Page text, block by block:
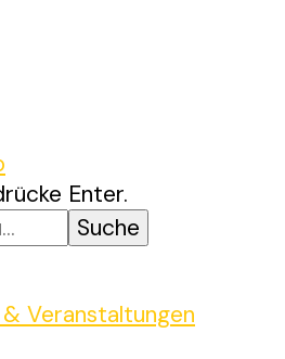
Klimaneutral
Enter.
& Veranstaltungen